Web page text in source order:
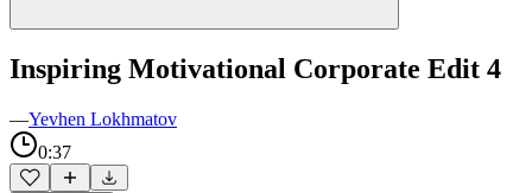
Inspiring Motivational Corporate Edit 4
—Yevhen Lokhmatov
0:37